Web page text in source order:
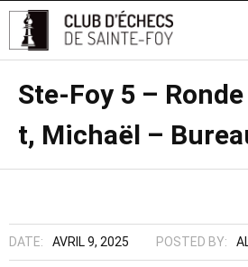
Ste-Foy 5 –
t, Michaël –
DATE: AVRIL 9, 2025 POSTED BY: